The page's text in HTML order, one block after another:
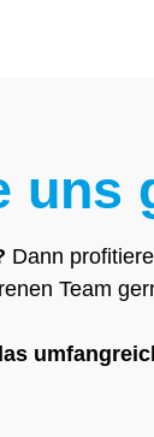
uns
Dann
Team